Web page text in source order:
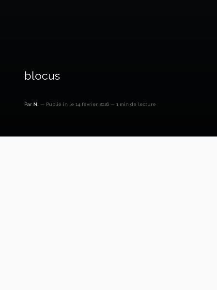
blocus
Par N. Publié in le 14 février 2026 1 min de lecture